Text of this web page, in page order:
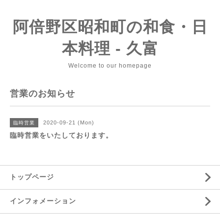
阿倍野区昭和町の和食・日
本料理 - 久富
Welcome to our homepage
営業のお知らせ
臨時営業 2020-09-21 (Mon)
臨時営業をいたしております。
トップページ
インフォメーション